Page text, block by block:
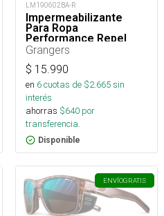
LM190602BA-R
Impermeabilizante
Para Ropa
Performance Repel
Plus Eco Refill 275 Ml
Grangers
$ 15.990
en 6cuotas de $2.665sin
interés
ahorras $640 por
transferencia.
Disponible
ENVÍOGRATIS